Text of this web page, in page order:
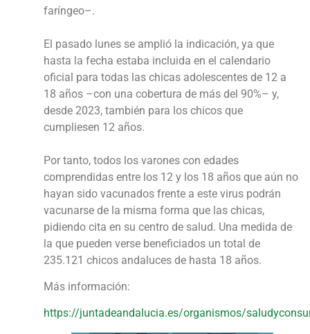
faríngeo–.
El pasado lunes se amplió la indicación, ya que
hasta la fecha estaba incluida en el calendario
oficial para todas las chicas adolescentes de 12 a
18 años –con una cobertura de más del 90%– y,
desde 2023, también para los chicos que
cumpliesen 12 años.
Por tanto, todos los varones con edades
comprendidas entre los 12 y los 18 años que aún no
hayan sido vacunados frente a este virus podrán
vacunarse de la misma forma que las chicas,
pidiendo cita en su centro de salud. Una medida de
la que pueden verse beneficiados un total de
235.121 chicos andaluces de hasta 18 años.
Más información:
https://juntadeandalucia.es/organismos/